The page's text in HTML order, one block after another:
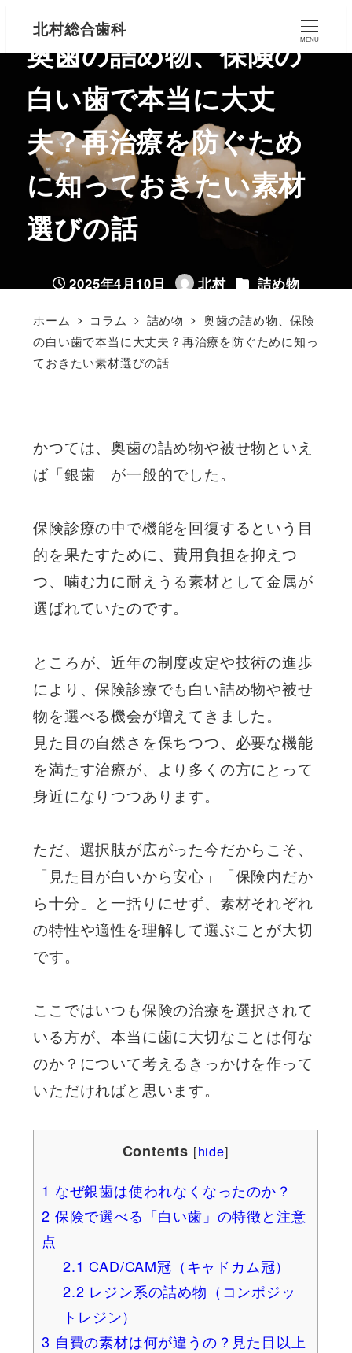
北村総合歯科
MENU
奥歯の詰め物、保険の
白い歯で本当に大丈
夫？再治療を防ぐため
に知っておきたい素材
選びの話
投稿日
2025年4月10日
著
者
北村 カテゴリー
詰め物
ホーム コラム 詰め物
奥歯の詰め物、保険
の白い歯で本当に大丈夫？再治療を防ぐために知っ
ておきたい素材選びの話
かつては、奥歯の詰め物や被せ物といえ
ば「銀歯」が一般的でした。
保険診療の中で機能を回復するという目
的を果たすために、費用負担を抑えつ
つ、噛む力に耐えうる素材として金属が
選ばれていたのです。
ところが、近年の制度改定や技術の進歩
により、保険診療でも白い詰め物や被せ
物を選べる機会が増えてきました。
見た目の自然さを保ちつつ、必要な機能
を満たす治療が、より多くの方にとって
身近になりつつあります。
ただ、選択肢が広がった今だからこそ、
「見た目が白いから安心」「保険内だか
ら十分」と一括りにせず、素材それぞれ
の特性や適性を理解して選ぶことが大切
です。
ここではいつも保険の治療を選択されて
いる方が、本当に歯に大切なことは何な
のか？について考えるきっかけを作って
いただければと思います。
Contents [hide]
1 なぜ銀歯は使われなくなったのか？
2 保険で選べる「白い歯」の特徴と注意
点
2.1 CAD/CAM冠（キャドカム冠）
2.2 レジン系の詰め物（コンポジッ
トレジン）
3 自費の素材は何が違うの？見た目以上